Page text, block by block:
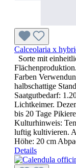
Calceolaria x
Sorte mit
Farben
halbschattige
Saatgutbedarf:
Lichtkeimer.
bis 20 Tage
Kulturhinweis:
luftig kultivieren.
Höhe: 20 cm
Details